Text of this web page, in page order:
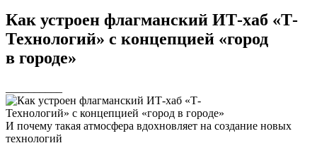
Как устроен флагманский ИТ-хаб «Т-
Технологий» с концепцией «город
в городе»
И почему такая атмосфера вдохновляет на создание новых
технологий